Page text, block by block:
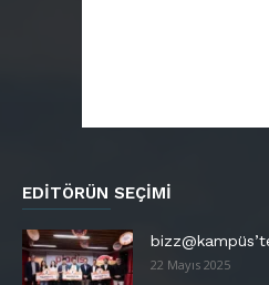
EDITÖRÜN SEÇIMI
22 Mayıs 2025